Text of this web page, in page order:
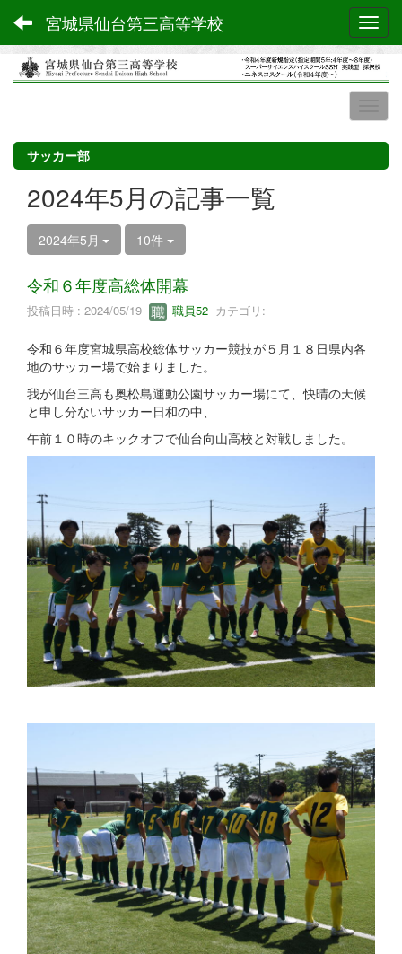
宮城県仙台第三高等学校
サッカー部
2024年5月の記事一覧
2024年5月 10件
令和６年度高総体開幕
投稿日時 : 2024/05/19 職員52 カテゴリ:
令和６年度宮城県高校総体サッカー競技が５月１８日県内各
地のサッカー場で始まりました。
我が仙台三高も奥松島運動公園サッカー場にて、快晴の天候
と申し分ないサッカー日和の中、
午前１０時のキックオフで仙台向山高校と対戦しました。